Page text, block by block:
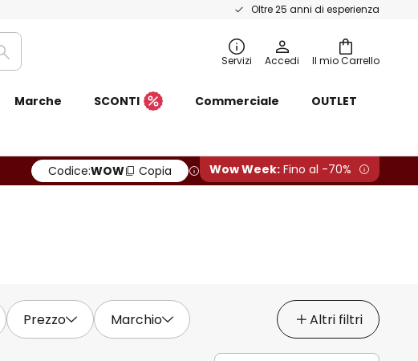
Oltre 25 anni di esperienza
Il mio Carrello
Ricerca Servizi Accedi
Marche SCONTI Commerciale OUTLET
Codice:WOW Copia Wow Week: Fino al -70%
Prezzo Marchio Altri filtri